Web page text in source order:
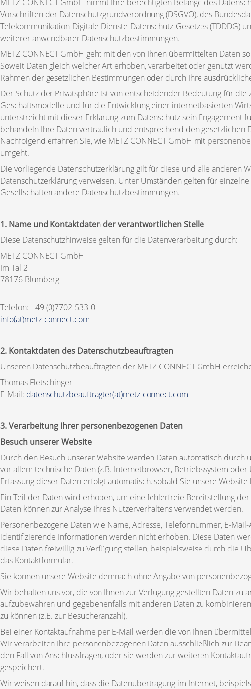
METZ CONNECT GmbH nimmt Ihre berechtigten Belange des
Vorschriften der Datenschutzgrundverordnung (DSGVO), des
Telekommunikation-Digitale-Dienste-Datenschutz-Gesetzes (TDDDG)
weiterer anwendbarer Datenschutzbestimmungen.
METZ CONNECT GmbH geht mit den von Ihnen übermittelten Daten
Soweit Daten gleich welcher Art erhoben, verarbeitet oder genutzt
Rahmen der gesetzlichen Bestimmungen oder durch Ihre
Der Schutz der Privatsphäre ist von entscheidender Bedeutung für
Geschäftsmodelle und für die Entwicklung einer internetbasierten
unterstreicht mit dieser Erklärung zum Datenschutz sein Engagement
behandeln Ihre Daten vertraulich und entsprechend den gesetzlichen
Nachfolgend erfahren Sie, wie METZ CONNECT GmbH mit
umgeht.
Die vorliegende Datenschutzerklärung gilt für diese und alle anderen
Datenschutzerklärung verweisen. Unter Umständen gelten für einzelne
Gesellschaften andere Datenschutzbestimmungen.
1. Name und Kontaktdaten der verantwortlichen Stelle
Diese Datenschutzhinweise gelten für die Datenverarbeitung durch:
METZ CONNECT GmbH
Im Tal 2
78176 Blumberg
Telefon: +49 (0)7702-533-0
info(at)metz-connect.com
2. Kontaktdaten des Datenschutzbeauftragten
Unseren Datenschutzbeauftragten der METZ CONNECT GmbH
Thomas Fletschinger
E-Mail: datenschutzbeauftragter(at)metz-connect.com
3. Verarbeitung Ihrer personenbezogenen Daten
Besuch unserer Website
Durch den Besuch unserer Website werden Daten automatisch durch
vor allem technische Daten (z.B. Internetbrowser, Betriebssystem oder
Erfassung dieser Daten erfolgt automatisch, sobald Sie unsere
Ein Teil der Daten wird erhoben, um eine fehlerfreie Bereitstellung
Daten können zur Analyse Ihres Nutzerverhaltens verwendet werden.
Personenbezogene Daten wie Name, Adresse, Telefonnummer, E-
identifizierende Informationen werden nicht erhoben. Diese Daten
diese Daten freiwillig zu Verfügung stellen, beispielsweise durch die
das Kontaktformular.
Sie können unsere Website demnach ohne Angabe von
Wir behalten uns vor, die von Ihnen zur Verfügung gestellten Daten zu
aufzubewahren und gegebenenfalls mit anderen Daten zu
zu können (z.B. zur Besucheranzahl).
Bei einer Kontaktaufnahme per E-Mail werden die von Ihnen
Wir verarbeiten Ihre personenbezogenen Daten ausschließlich zur
den Fall von Anschlussfragen, oder sie werden zur weiteren
gespeichert.
Wir weisen darauf hin, dass die Datenübertragung im Internet,